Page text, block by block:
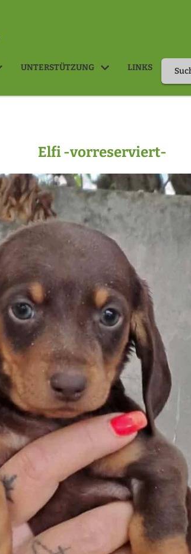
UNTERSTÜTZUNG LINKS
Elfi -vorreserviert-